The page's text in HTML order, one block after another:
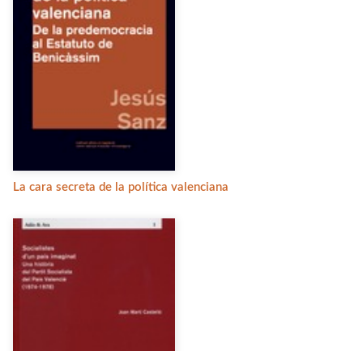
La cara secreta de la política valenciana